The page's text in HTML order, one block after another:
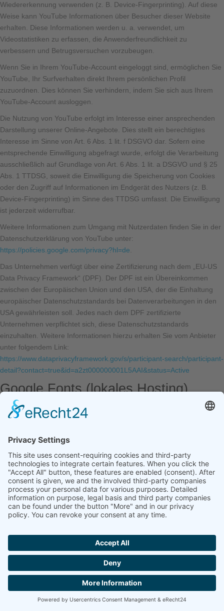
Wiedererkennung verwenden (z. B. Device-Fingerprinting). Auf diese
Weise kann YouTube Informationen über Besucher dieser Website
erhalten. Diese Informationen werden u. a. verwendet, um
Videostatistiken zu erfassen, die Anwenderfreundlichkeit zu
verbessern und Betrugsversuchen vorzubeugen.
Wenn Sie in Ihrem YouTube-Account eingeloggt sind, ermöglichen Sie
YouTube, Ihr Surfverhalten direkt Ihrem persönlichen Profil
zuzuordnen. Dies können Sie verhindern, indem Sie sich aus Ihrem
YouTube-Account ausloggen.
Die Nutzung von YouTube erfolgt im Interesse einer ansprechenden
Darstellung unserer Online-Angebote. Dies stellt ein berechtigtes
Interesse im Sinne von Art. 6 Abs. 1 lit. f DSGVO dar. Sofern eine
entsprechende Einwilligung abgefragt wurde, erfolgt die Verarbeitung
ausschließlich auf Grundlage von Art. 6 Abs. 1 lit. a DSGVO und § 25
Abs. 1 TTDSG, soweit die Einwilligung die Speicherung von Cookies
oder den Zugriff auf Informationen im Endgerät des Nutzers (z. B.
Device-Fingerprinting) im Sinne des TTDSG umfasst. Die Einwilligung
ist jederzeit widerrufbar.
Weitere Informationen zum Umgang mit Nutzerdaten finden Sie in der
Datenschutzerklärung von YouTube unter:
https://policies.google.com/privacy?hl=de
Das Unternehmen verfügt über eine Zertifizierung nach dem „EU-US
Data Privacy Framework“ (DPF). Der DPF ist ein Übereinkommen
zwischen der Europäischen Union und den USA, der die Einhaltung
europäischer Datenschutzstandards bei Datenverarbeitungen in den
USA gewährleisten soll. Jedes nach dem DPF zertifizierte
Unternehmen verpflichtet sich, diese Datenschutzstandards
einzuhalten. Weitere Informationen hierzu erhalten Sie vom Anbieter
unter folgendem Link:
https://www.dataprivacyframework.gov/s/participant-search/participant-
detail?contact=true&id=a2zt000000001L5AAI&status=Active
Google Fonts (lokales Hosting)
Diese Seite nutzt zur einheitlichen Darstellung von Schriftarten so
Google findet dabei nicht statt.
Weitere Informationen zu Google Fonts finden Sie unter
https://developers.google.com/fonts/faqund in der
Datenschutzerklärung von Google:
https://policies.google.com/privacy?hl=de.
Google Maps
Diese Seite nutzt den Kartendienst Google Maps. Anbieter ist die
Google Ireland Limited („Google“), Gordon House, Barrow Street,
Zur Nutzung der Funktionen von Google Maps ist es notwendig, Ihre
IP-Adresse zu speichern. Diese Informationen werden in der Regel an
einen Server von Google in den USA übertragen und dort gespeichert.